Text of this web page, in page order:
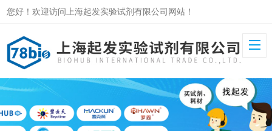
您好！欢迎访问上海起发实验试剂有限公司网站！